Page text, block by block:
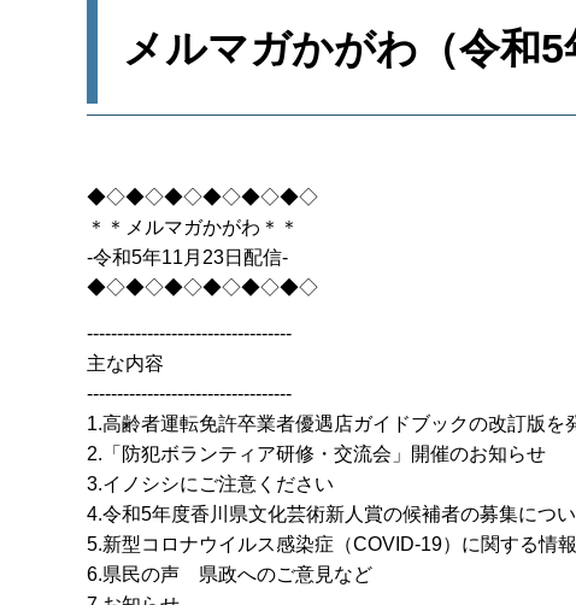
メルマガかがわ（令和5
◆◇◆◇◆◇◆◇◆◇◆◇
＊＊メルマガかがわ＊＊
-令和5年11月23日配信-
◆◇◆◇◆◇◆◇◆◇◆◇
----------------------------------
主な内容
----------------------------------
1.高齢者運転免許卒業者優遇店ガイドブックの改訂版を
2.「防犯ボランティア研修・交流会」開催のお知らせ
3.イノシシにご注意ください
4.令和5年度香川県文化芸術新人賞の候補者の募集につ
5.新型コロナウイルス感染症（COVID-19）に関する情報
6.県民の声 県政へのご意見など